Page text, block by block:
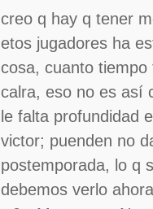
creo q hay q tener
etos jugadores ha
cosa, cuanto
calra, eso no es así
le falta profundidad
victor; puenden no
postemporada, lo q
debemos verlo